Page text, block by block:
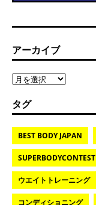
アーカイブ
タグ
BEST BODY JAPAN
SUPERBODYCONTEST
ウエイトトレーニング
コンディショニング